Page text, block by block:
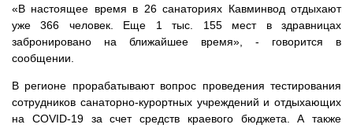
«В настоящее время в 26 санаториях Кавминвод отдыхают
уже 366 человек. Еще 1 тыс. 155 мест в здравницах
забронировано на ближайшее время», - говорится в
сообщении.
В регионе прорабатывают вопрос проведения тестирования
сотрудников санаторно-курортных учреждений и отдыхающих
на COVID-19 за счет средств краевого бюджета. А также